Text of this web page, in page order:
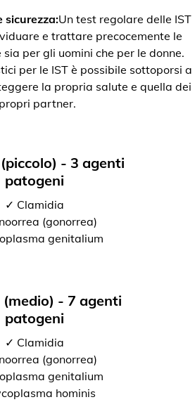
sicurezza:Un test regolare delle IST
e trattare precocemente le
per gli uomini che per le donne.
per le IST è possibile sottoporsi a
la propria salute e quella dei
propri partner.
- 3 agenti
patogeni
✓ Clamidia
(gonorrea)
genitalium
(medio) - 7 agenti
patogeni
✓ Clamidia
(gonorrea)
genitalium
hominis